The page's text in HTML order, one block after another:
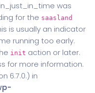
was
for the saasland
is usually an indicator
running too early.
init action or later.
for more information.
6.7.0.) in